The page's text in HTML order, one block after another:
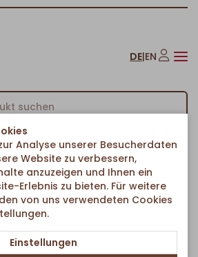
DE|EN
/Brote & Ciabattas
Analyse unserer Besucherdaten
Website zu verbessern,
anzuzeigen und Ihnen ein
Erlebnis zu bieten. Für weitere
von uns verwendeten Cookies
Einstellungen